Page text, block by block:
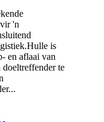
'n
is
en aflaai van
te